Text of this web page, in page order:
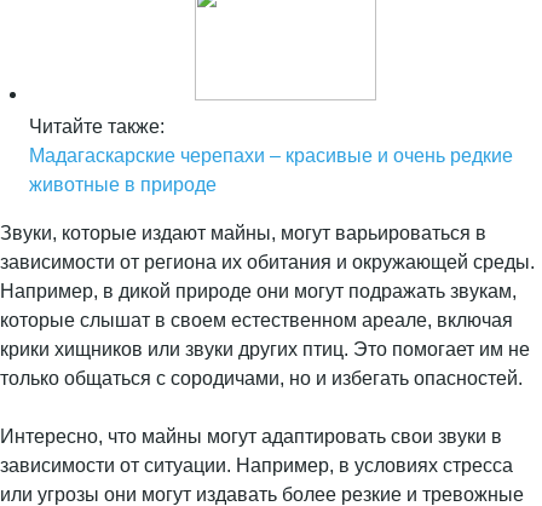
Читайте также:
Мадагаскарские черепахи – красивые и очень редкие
животные в природе
Звуки, которые издают майны, могут варьироваться в
зависимости от региона их обитания и окружающей среды.
Например, в дикой природе они могут подражать звукам,
которые слышат в своем естественном ареале, включая
крики хищников или звуки других птиц. Это помогает им не
только общаться с сородичами, но и избегать опасностей.
Интересно, что майны могут адаптировать свои звуки в
зависимости от ситуации. Например, в условиях стресса
или угрозы они могут издавать более резкие и тревожные